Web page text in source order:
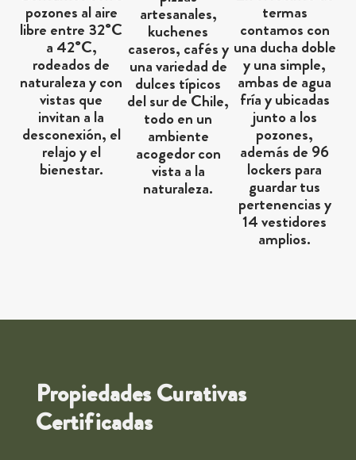
pozones al aire
libre entre 32°C
a 42°C,
rodeados de
naturaleza y con
vistas que
invitan a la
desconexión, el
relajo y el
bienestar.
artesanales,
kuchenes
caseros, cafés y
una variedad de
dulces típicos
del sur de Chile,
todo en un
ambiente
acogedor con
vista a la
naturaleza.
termas
contamos con
una ducha doble
y una simple,
ambas de agua
fría y ubicadas
junto a los
pozones,
además de 96
lockers para
guardar tus
pertenencias y
14 vestidores
amplios.
Propiedades Curativas
Certificadas